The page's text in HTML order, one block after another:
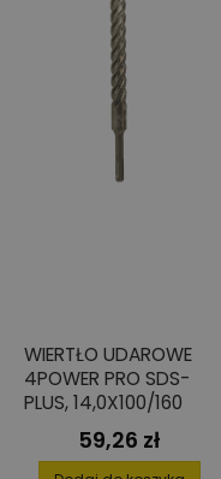
WIERTŁO UDAROWE
4POWER PRO SDS-
PLUS, 14,0X100/160
Cena
59,26 zł